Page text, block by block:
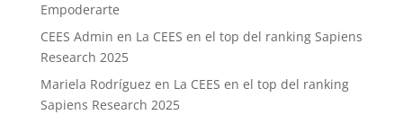
Empoderarte
CEES Admin en La CEES en el top del ranking Sapiens
Research 2025
Mariela Rodríguez en La CEES en el top del ranking
Sapiens Research 2025